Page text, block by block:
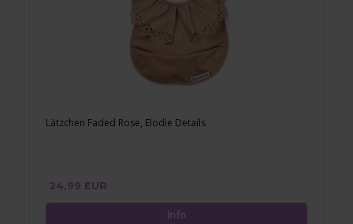
Lätzchen Faded Rose, Elodie Details
24,99 EUR